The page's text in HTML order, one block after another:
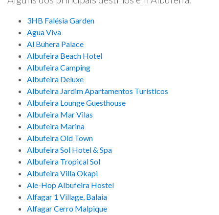
3HB Falésia Garden
Agua Viva
Al Buhera Palace
Albufeira Beach Hotel
Albufeira Camping
Albufeira Deluxe
Albufeira Jardim Apartamentos Turísticos
Albufeira Lounge Guesthouse
Albufeira Mar Vilas
Albufeira Marina
Albufeira Old Town
Albufeira Sol Hotel & Spa
Albufeira Tropical Sol
Albufeira Villa Okapi
Ale-Hop Albufeira Hostel
Alfagar 1 Village, Balaia
Alfagar Cerro Malpique